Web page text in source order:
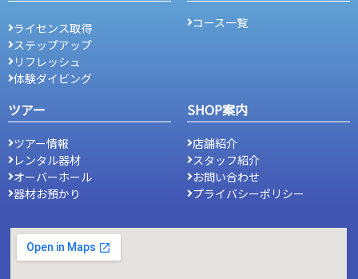
ライセンス取得
ステップアップ
リフレッシュ
体験ダイビング
コース一覧
ツアー
ツアー情報
レンタル器材
オーバーホール
器材お預かり
SHOP案内
店舗紹介
スタッフ紹介
お問い合わせ
プライバシーポリシー